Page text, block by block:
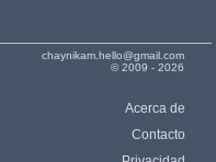
chaynikam.hello@gmail.com
© 2009 - 2026
Acerca de
Contacto